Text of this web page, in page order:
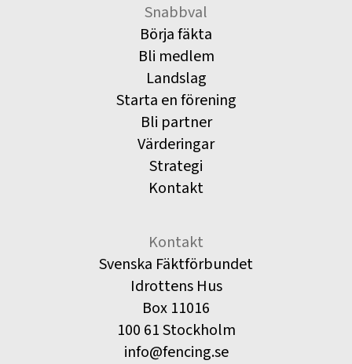
Snabbval
Börja fäkta
Bli medlem
Landslag
Starta en förening
Bli partner
Värderingar
Strategi
Kontakt
Kontakt
Svenska Fäktförbundet
Idrottens Hus
Box 11016
100 61 Stockholm
info@fencing.se